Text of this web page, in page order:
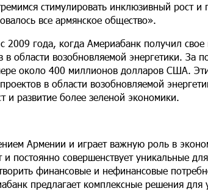
стимулировать инклюзивный рост и
все армянское общество».
2009 года, когда Америабанк получил свое
области возобновляемой энергетики. За
около 400 миллионов долларов США.
в области возобновляемой
и развитие более зеленой экономики.
Армении и играет важную роль в
постоянно совершенствует уникальные
финансовые и нефинансовые
предлагает комплексные решения для